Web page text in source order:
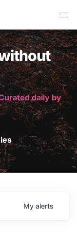
daily by
My alerts